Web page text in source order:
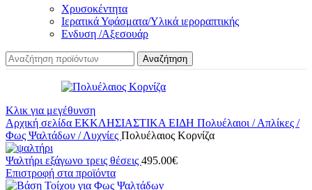
Χρυσοκέντητα
Ιερατικά Υφάσματα/Υλικά ιεροραπτικής
Ενδυση /Αξεσουάρ
Αναζήτηση
Κλικ για μεγέθυνση
Αρχική σελίδα ΕΚΚΛΗΣΙΑΣΤΙΚΑ ΕΙΔΗ Πολυέλαιοι / Απλίκες /
Φως Ψαλτάδων / Λυχνίες Πολυέλαιος Κορνίζα
Ψαλτήρι εξάγωνο τρεις θέσεις 495.00€
Επιστροφή στα προϊόντα